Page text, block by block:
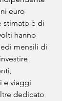
euro
stimato è di
hanno
mensili di
e viaggi
dedicato